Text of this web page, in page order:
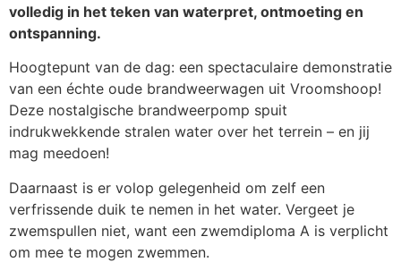
volledig in het teken van waterpret, ontmoeting en
ontspanning.
Hoogtepunt van de dag: een spectaculaire demonstratie
van een échte oude brandweerwagen uit Vroomshoop!
Deze nostalgische brandweerpomp spuit
indrukwekkende stralen water over het terrein – en jij
mag meedoen!
Daarnaast is er volop gelegenheid om zelf een
verfrissende duik te nemen in het water. Vergeet je
zwemspullen niet, want een zwemdiploma A is verplicht
om mee te mogen zwemmen.